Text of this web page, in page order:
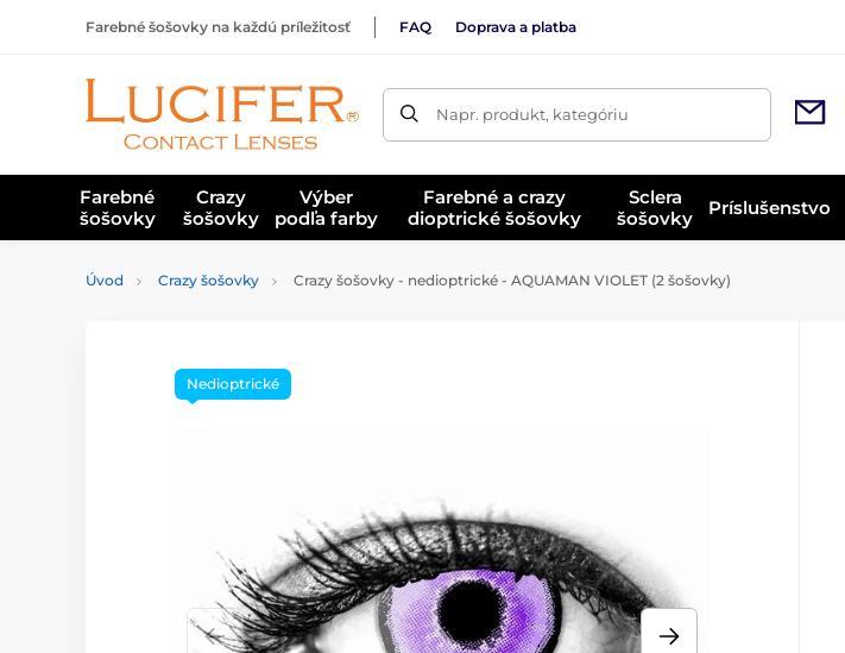
Farebné šošovky na každú príležitosť FAQ Doprava a platba
Napr. produkt, kategóriu
Farebné
šošovky
Crazy
šošovky
Výber
podľa farby
Farebné a crazy
dioptrické šošovky
Sclera
šošovky
Príslušenstvo
Úvod Crazy šošovky Crazy šošovky - nedioptrické - AQUAMAN VIOLET (2 šošovky)
Nedioptrické